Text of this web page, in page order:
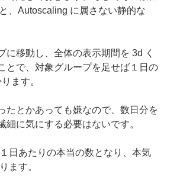
、Autoscaling に属さない静的な
移動し、全体の表示期間を 3d く
とで、対象グループを足せば１日の
ます。
たとかあっても嫌なので、数日分を
に気にする必要はないです。
日あたりの本当の数となり、本気
ます。